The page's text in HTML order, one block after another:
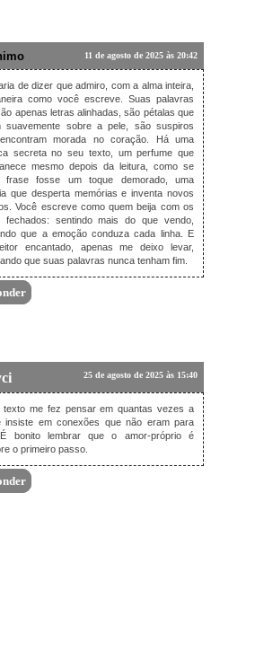
11 de agosto de 2025 às 20:42
de dizer que admiro, com a alma inteira,
como você escreve. Suas palavras
apenas letras alinhadas, são pétalas que
suavemente sobre a pele, são suspiros
morada no coração. Há uma
secreta no seu texto, um perfume que
mesmo depois da leitura, como se
frase fosse um toque demorado, uma
que desperta memórias e inventa novos
Você escreve como quem beija com os
fechados: sentindo mais do que vendo,
que a emoção conduza cada linha. E
encantado, apenas me deixo levar,
que suas palavras nunca tenham fim.
25 de agosto de 2025 às 15:40
texto me fez pensar em quantas vezes a
insiste em conexões que não eram para
bonito lembrar que o amor-próprio é
o primeiro passo.